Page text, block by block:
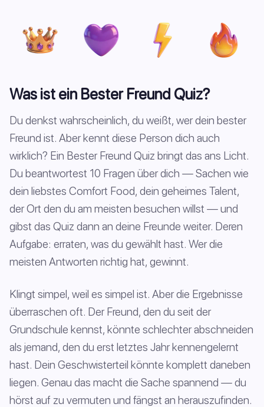
Was ist ein Bester Freund Quiz?
Du denkst wahrscheinlich, du weißt, wer dein bester
Freund ist. Aber kennt diese Person dich auch
wirklich? Ein Bester Freund Quiz bringt das ans Licht.
Du beantwortest 10 Fragen über dich — Sachen wie
dein liebstes Comfort Food, dein geheimes Talent,
der Ort den du am meisten besuchen willst — und
gibst das Quiz dann an deine Freunde weiter. Deren
Aufgabe: erraten, was du gewählt hast. Wer die
meisten Antworten richtig hat, gewinnt.
Klingt simpel, weil es simpel ist. Aber die Ergebnisse
überraschen oft. Der Freund, den du seit der
Grundschule kennst, könnte schlechter abschneiden
als jemand, den du erst letztes Jahr kennengelernt
hast. Dein Geschwisterteil könnte komplett daneben
liegen. Genau das macht die Sache spannend — du
hörst auf zu vermuten und fängst an herauszufinden.